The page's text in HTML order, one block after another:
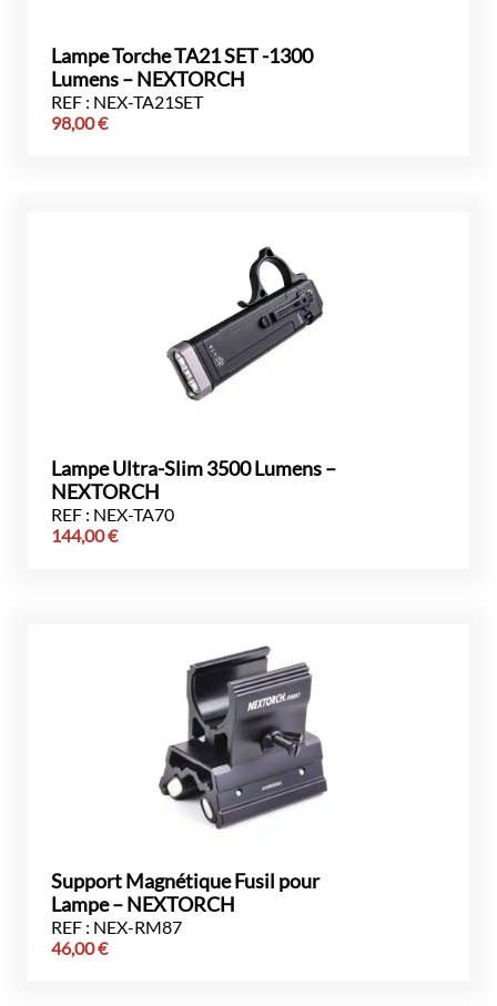
Lampe Torche TA21 SET -1300
Lumens – NEXTORCH
REF : NEX-TA21SET
98,00€
Lampe Ultra-Slim 3500 Lumens –
NEXTORCH
REF : NEX-TA70
144,00€
Support Magnétique Fusil pour
Lampe – NEXTORCH
REF : NEX-RM87
46,00€